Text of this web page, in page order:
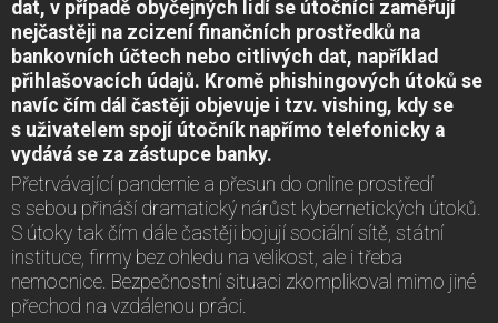
dat, v případě obyčejných lidí se útočníci zaměřují
nejčastěji na zcizení finančních prostředků na
bankovních účtech nebo citlivých dat, například
přihlašovacích údajů. Kromě phishingových útoků se
navíc čím dál častěji objevuje i tzv. vishing, kdy se
s uživatelem spojí útočník napřímo telefonicky a
vydává se za zástupce banky.
Přetrvávající pandemie a přesun do online prostředí
s sebou přináší dramatický nárůst kybernetických útoků.
S útoky tak čím dále častěji bojují sociální sítě, státní
instituce, firmy bez ohledu na velikost, ale i třeba
nemocnice. Bezpečnostní situaci zkomplikoval mimo jiné
přechod na vzdálenou práci.